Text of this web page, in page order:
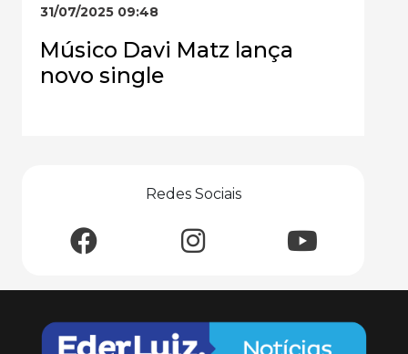
31/07/2025 09:48
Músico Davi Matz lança
novo single
Redes Sociais